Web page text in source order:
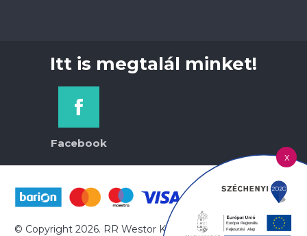
Itt is megtalál minket!
Facebook
© Copyright 2026. RR Westor Kft. | Minden jog fenntartva!
x